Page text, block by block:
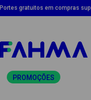
Portes gratuitos em compras
PROMOÇÕES